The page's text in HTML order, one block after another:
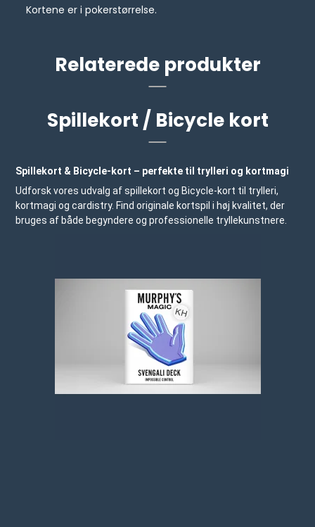
Kortene er i pokerstørrelse.
Relaterede produkter
Spillekort / Bicycle kort
Spillekort & Bicycle-kort – perfekte til trylleri og kortmagi
Udforsk vores udvalg af spillekort og Bicycle-kort til trylleri,
kortmagi og cardistry. Find originale kortspil i høj kvalitet, der
bruges af både begyndere og professionelle tryllekunstnere.